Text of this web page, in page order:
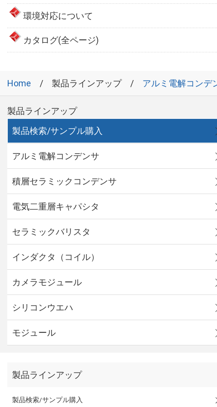
環境対応について
カタログ(全ページ)
Home 製品ラインアップ アルミ電解コンデ
製品ラインアップ
製品検索/サンプル購入
アルミ電解コンデンサ
積層セラミックコンデンサ
電気二重層キャパシタ
セラミックバリスタ
インダクタ（コイル）
カメラモジュール
シリコンウエハ
モジュール
製品ラインアップ
製品検索/サンプル購入